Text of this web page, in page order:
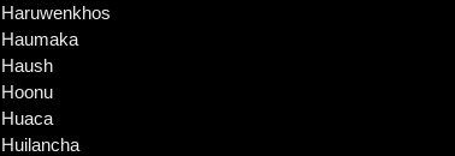
Haruwenkhos
Haumaka
Haush
Hoonu
Huaca
Huilancha